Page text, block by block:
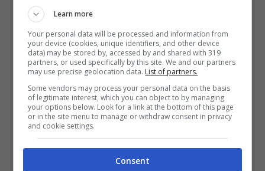
di grande dimensioni, che avrebbe dovuto
rimpiazzare la Cayenne, e quest’ultima mossa
conferma il ritorno al passato, come reso
noto dal CEOOliver Blume. Durante una
conference call andata in scena in questi
giorni con gli investitori, ha evidenziato come
l’azienda intenda proporre modelli termici e
Learn more
Your personal data will be processed and information from
your device (cookies, unique identifiers, and other device
data) may be stored by, accessed by and shared with 319
partners, or used specifically by this site. We and our partners
may use precise geolocation data. List of partners.
Some vendors may process your personal data on the basis
of legitimate interest, which you can object to by managing
your options below. Look for a link at the bottom of this page
or in the site menu to manage or withdraw consent in privacy
and cookie settings.
Consent